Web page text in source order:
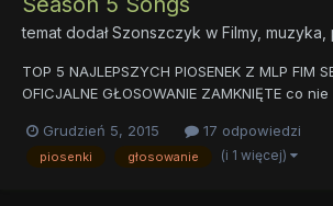
temat dodałSzonszczyk w Filmy, muzyka,
TOP 5 NAJLEPSZYCH PIOSENEK Z MLP FIM
OFICJALNE GŁOSOWANIE ZAMKNIĘTE co
WYNIKI W FORMIE FILMIKU ZOSTANĄ
W OFICJALNYM STREAMIE NA YOUTUBE
Grudzień 5, 2015 17 odpowiedzi
piosenki głosowanie (i 1 więcej)